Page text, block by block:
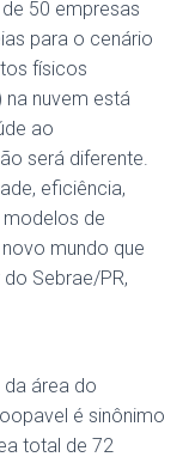
50 empresas
para o cenário
físicos
nuvem está
ao
será diferente.
eficiência,
de
mundo que
Sebrae/PR,
área do
é sinônimo
total de 72